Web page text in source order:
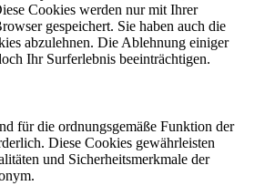
Cookies werden nur mit Ihrer
gespeichert. Sie haben auch die
abzulehnen. Die Ablehnung einiger
Ihr Surferlebnis beeinträchtigen.
für die ordnungsgemäße Funktion der
Diese Cookies gewährleisten
und Sicherheitsmerkmale der